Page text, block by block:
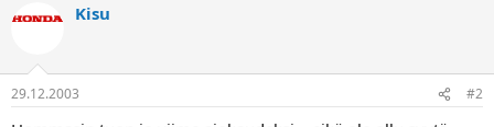
i
t
a
j
Kisu
29.12.2003 #2